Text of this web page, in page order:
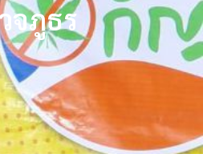
จภูธร